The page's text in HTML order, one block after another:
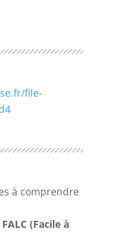
file-
à comprendre
(Facile à